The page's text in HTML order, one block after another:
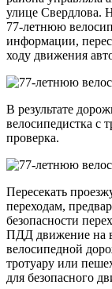
улице Свердлова.
77-летнюю
информации,
ходу движения
В результате
велосипедистка с
проверка.
Пересекать
переходам,
безопасности
ПДД движение на
велосипедной
тротуару или
для безопасного